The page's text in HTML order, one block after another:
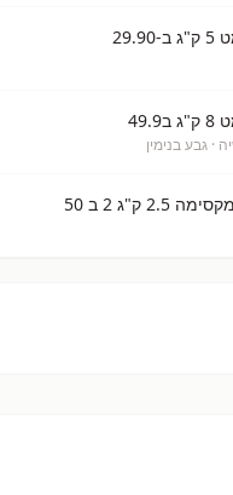
· גבע בנימין
ק"ג 2 ב 50